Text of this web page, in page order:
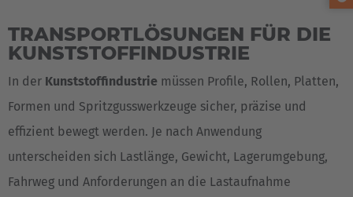
HERE
TRANSPORTLÖSUNGEN FÜR DIE
KUNSTSTOFFINDUSTRIE
In der Kunststoffindustrie müssen Profile, Rollen, Platten,
Formen und Spritzgusswerkzeuge sicher, präzise und
effizient bewegt werden. Je nach Anwendung
unterscheiden sich Lastlänge, Gewicht, Lagerumgebung,
Fahrweg und Anforderungen an die Lastaufnahme